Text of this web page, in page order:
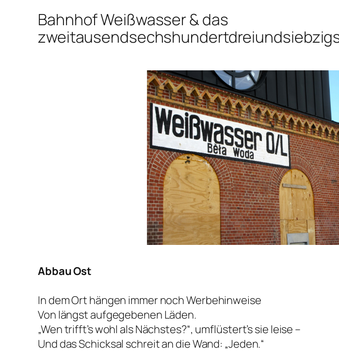
Bahnhof Weißwasser & das
Abbau Ost
In dem Ort hängen immer noch Werbehinweise
Von längst aufgegebenen Läden.
„Wen trifft’s wohl als Nächstes?“, umflüstert’s sie leise –
Und das Schicksal schreit an die Wand: „Jeden.“